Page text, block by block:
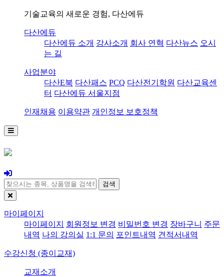
기술교육의 새로운 경험, 다산에듀
다산에듀
다산에듀 소개 강사소개 회사 연혁 다산뉴스 오시
는 길
사업분야
다산E북 다산패스 PCQ 다산전기학원 다산교육센
터 다산에듀 서울지점
인재채용 이용약관 개인정보 보호정책
검색
마이페이지
마이페이지
회원정보 변경 비밀번호 변경 장바구니 주문
내역 나의 강의실 1:1 문의 포인트내역 견적서내역
수강신청 (종이교재)
교재소개